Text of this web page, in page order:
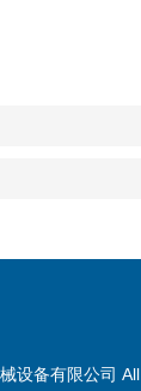
设备有限公司 All